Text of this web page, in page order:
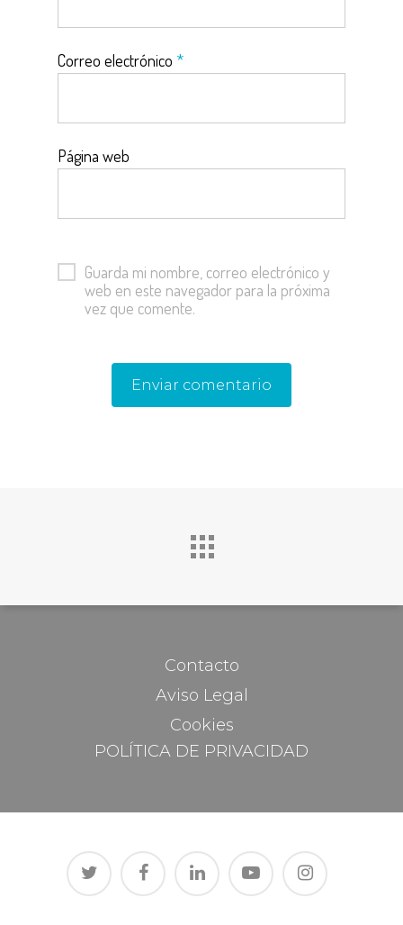
Correo electrónico *
Página web
Guarda mi nombre, correo electrónico y
web en este navegador para la próxima
vez que comente.
Contacto
Aviso Legal
Cookies
POLÍTICA DE PRIVACIDAD